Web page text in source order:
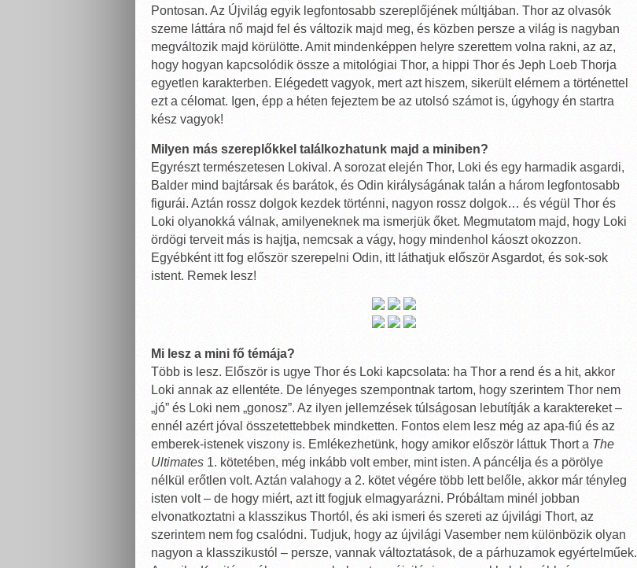
Pontosan. Az Újvilág egyik legfontosabb szereplőjének múltjában. Thor az olvasók
szeme láttára nő majd fel és változik majd meg, és közben persze a világ is nagyban
megváltozik majd körülötte. Amit mindenképpen helyre szerettem volna rakni, az az,
hogy hogyan kapcsolódik össze a mitológiai Thor, a hippi Thor és Jeph Loeb Thorja
egyetlen karakterben. Elégedett vagyok, mert azt hiszem, sikerült elérnem a történettel
ezt a célomat. Igen, épp a héten fejeztem be az utolsó számot is, úgyhogy én startra
kész vagyok!
Milyen más szereplőkkel találkozhatunk majd a miniben?
Egyrészt természetesen Lokival. A sorozat elején Thor, Loki és egy harmadik asgardi,
Balder mind bajtársak és barátok, és Odin királyságának talán a három legfontosabb
figurái. Aztán rossz dolgok kezdek történni, nagyon rossz dolgok… és végül Thor és
Loki olyanokká válnak, amilyeneknek ma ismerjük őket. Megmutatom majd, hogy Loki
ördögi terveit más is hajtja, nemcsak a vágy, hogy mindenhol káoszt okozzon.
Egyébként itt fog először szerepelni Odin, itt láthatjuk először Asgardot, és sok-sok
istent. Remek lesz!
Mi lesz a mini fő témája?
Több is lesz. Először is ugye Thor és Loki kapcsolata: ha Thor a rend és a hit, akkor
Loki annak az ellentéte. De lényeges szempontnak tartom, hogy szerintem Thor nem
„jó” és Loki nem „gonosz”. Az ilyen jellemzések túlságosan lebutítják a karaktereket –
ennél azért jóval összetettebbek mindketten. Fontos elem lesz még az apa-fiú és az
emberek-istenek viszony is. Emlékezhetünk, hogy amikor először láttuk Thort a The
Ultimates1. kötetében, még inkább volt ember, mint isten. A páncélja és a pörölye
nélkül erőtlen volt. Aztán valahogy a 2. kötet végére több lett belőle, akkor már tényleg
isten volt – de hogy miért, azt itt fogjuk elmagyarázni. Próbáltam minél jobban
elvonatkoztatni a klasszikus Thortól, és aki ismeri és szereti az újvilági Thort, az
szerintem nem fog csalódni. Tudjuk, hogy az újvilági Vasember nem különbözik olyan
nagyon a klasszikustól – persze, vannak változtatások, de a párhuzamok egyértelműek.